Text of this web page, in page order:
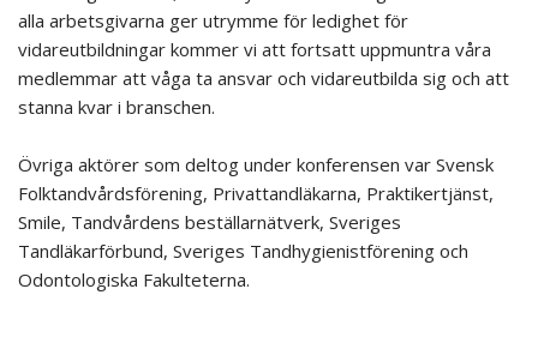
alla arbetsgivarna ger utrymme för ledighet för
vidareutbildningar kommer vi att fortsatt uppmuntra våra
medlemmar att våga ta ansvar och vidareutbilda sig och att
stanna kvar i branschen.
Övriga aktörer som deltog under konferensen var Svensk
Folktandvårdsförening, Privattandläkarna, Praktikertjänst,
Smile, Tandvårdens beställarnätverk, Sveriges
Tandläkarförbund, Sveriges Tandhygienistförening och
Odontologiska Fakulteterna.